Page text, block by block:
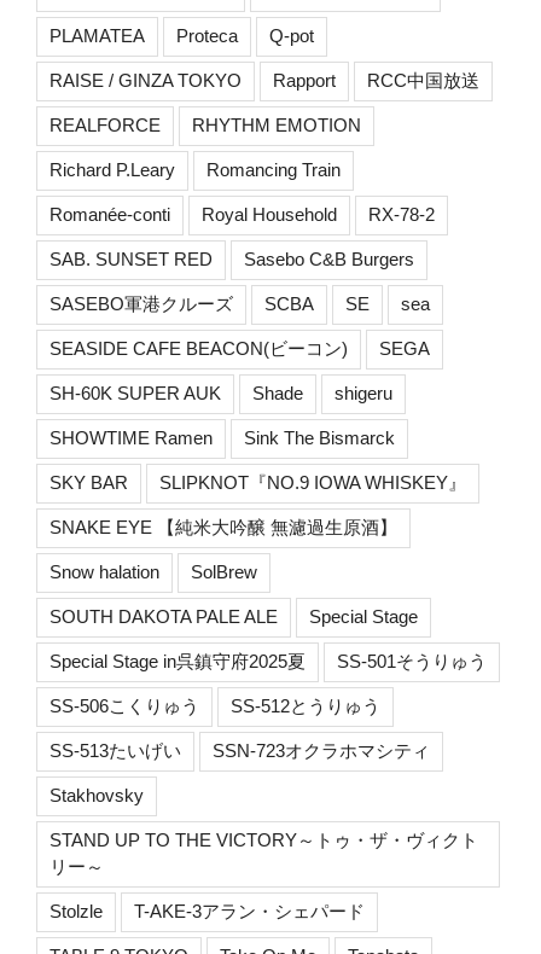
PLAMATEA Proteca Q-pot
RAISE / GINZA TOKYO Rapport RCC中国放送
REALFORCE RHYTHM EMOTION
Richard P.Leary Romancing Train
Romanée-conti Royal Household RX-78-2
SAB. SUNSET RED Sasebo C&B Burgers
SASEBO軍港クルーズ SCBA SE sea
SEASIDE CAFE BEACON(ビーコン) SEGA
SH-60K SUPER AUK Shade shigeru
SHOWTIME Ramen Sink The Bismarck
SKY BAR SLIPKNOT『NO.9 IOWA WHISKEY』
SNAKE EYE 【純米大吟醸 無濾過生原酒】
Snow halation SolBrew
SOUTH DAKOTA PALE ALE Special Stage
Special Stage in呉鎮守府2025夏 SS-501そうりゅう
SS-506こくりゅう SS-512とうりゅう
SS-513たいげい SSN-723オクラホマシティ
Stakhovsky
STAND UP TO THE VICTORY～トゥ・ザ・ヴィクト
リー～
Stolzle T-AKE-3アラン・シェパード